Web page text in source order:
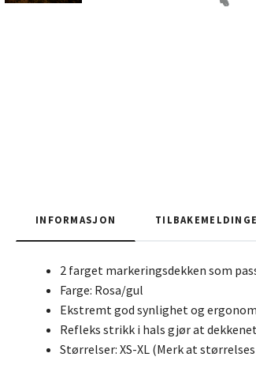
INFORMASJON
2 farget markeringsdekken som
Farge: Rosa/gul
Ekstremt god synlighet og
Refleks strikk i hals gjør at
Størrelser: XS-XL (Merk at